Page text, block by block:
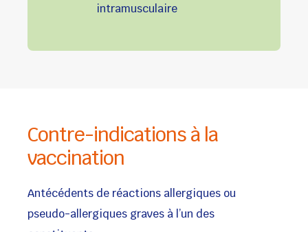
intramusculaire
Contre-indications à la
vaccination
Antécédents de réactions allergiques ou
pseudo-allergiques graves à l’un des